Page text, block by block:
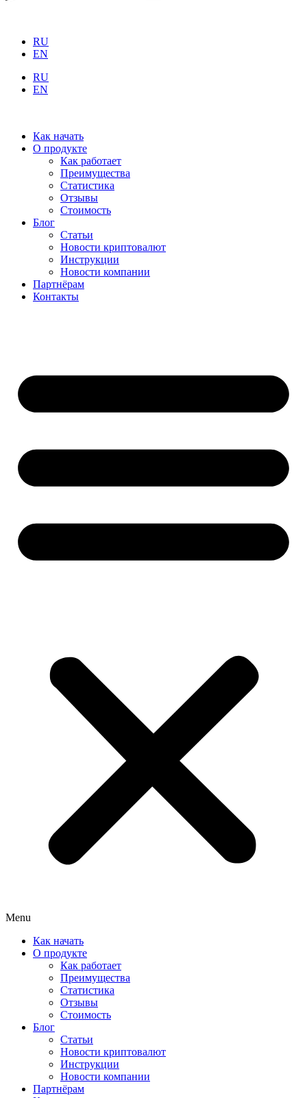
RU
EN
RU
EN
Как начать
О продукте
Как работает
Преимущества
Статистика
Отзывы
Стоимость
Блог
Статьи
Новости криптовалют
Инструкции
Новости компании
Партнёрам
Контакты
Menu
Как начать
О продукте
Как работает
Преимущества
Статистика
Отзывы
Стоимость
Блог
Статьи
Новости криптовалют
Инструкции
Новости компании
Партнёрам